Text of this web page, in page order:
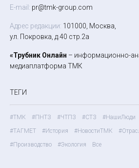
E-mail: pr@tmk-group.com
Адрес редакции: 101000, Москва,
ул. Покровка, д.40 стр.2а
«Трубник Онлайн – информационно-
медиаплатформа ТМК
ТЕГИ
#ТМК #ПНТЗ #ЧТПЗ #СТЗ #НашиЛюди
#ТАГМЕТ
#История #НовостиТМК
#Производство
#Экология Все